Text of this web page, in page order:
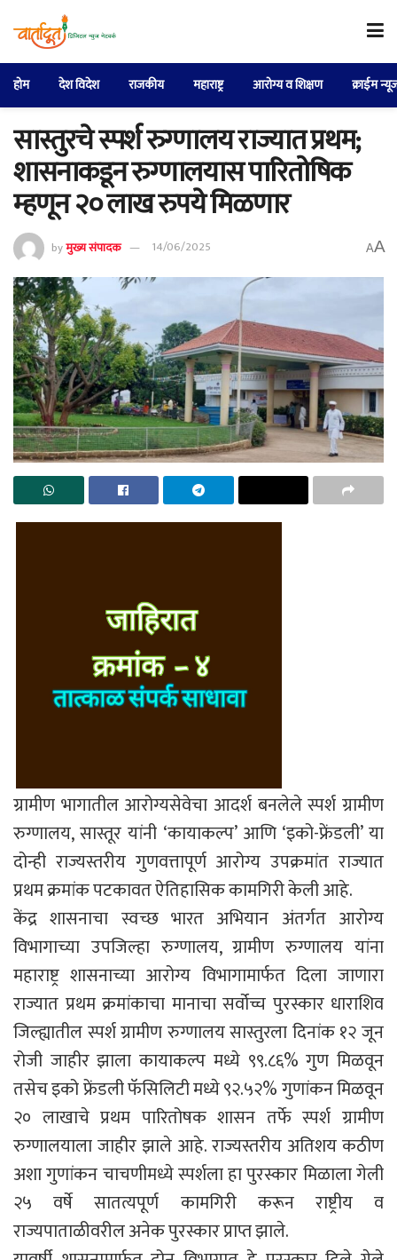
होम देश विदेश राजकीय महाराष्ट्र आरोग्य व शिक्षण क्राईम
सास्तुरचे स्पर्श रुग्णालय राज्यात प्रथम;
शासनाकडून रुग्णालयास पारितोषिक
म्हणून २० लाख रुपये मिळणार
byमुख्य संपादक 14/06/2025 AA
ग्रामीण भागातील आरोग्यसेवेचा आदर्श बनलेले स्पर्श ग्रामीण
रुग्णालय, सास्तूर यांनी ‘कायाकल्प’ आणि ‘इको-फ्रेंडली’ या
दोन्ही राज्यस्तरीय गुणवत्तापूर्ण आरोग्य उपक्रमांत राज्यात
प्रथम क्रमांक पटकावत ऐतिहासिक कामगिरी केली आहे.
केंद्र शासनाचा स्वच्छ भारत अभियान अंतर्गत आरोग्य
विभागाच्या उपजिल्हा रुग्णालय, ग्रामीण रुग्णालय यांना
महाराष्ट्र शासनाच्या आरोग्य विभागामार्फत दिला जाणारा
राज्यात प्रथम क्रमांकाचा मानाचा सर्वोच्च पुरस्कार धाराशिव
जिल्ह्यातील स्पर्श ग्रामीण रुग्णालय सास्तुरला दिनांक १२ जून
रोजी जाहीर झाला कायाकल्प मध्ये ९९.८६% गुण मिळवून
तसेच इको फ्रेंडली फॅसिलिटी मध्ये ९२.५२% गुणांकन मिळवून
२० लाखाचे प्रथम पारितोषक शासन तर्फे स्पर्श ग्रामीण
रुग्णालयाला जाहीर झाले आहे. राज्यस्तरीय अतिशय कठीण
अशा गुणांकन चाचणीमध्ये स्पर्शला हा पुरस्कार मिळाला गेली
२५ वर्षे सातत्यपूर्ण कामगिरी करून राष्ट्रीय व
राज्यपाताळीवरील अनेक पुरस्कार प्राप्त झाले.